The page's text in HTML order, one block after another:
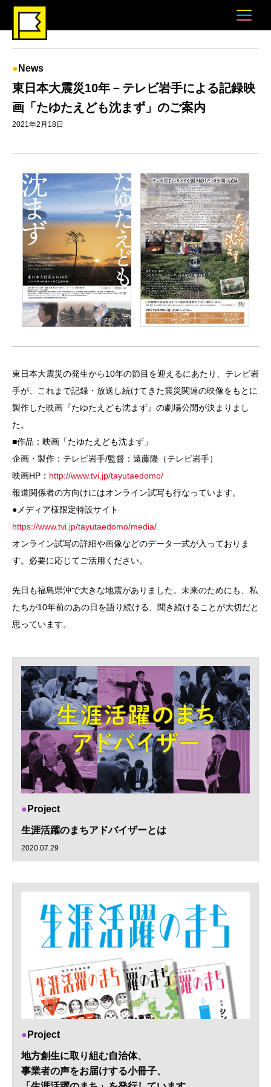
News
東日本大震災10年－テレビ岩手による記録映
画「たゆたえども沈まず」のご案内
2021年2月18日
東日本大震災の発生から10年の節目を迎えるにあたり、テレビ岩
手が、これまで記録・放送し続けてきた震災関連の映像をもとに
製作した映画『たゆたえども沈まず』の劇場公開が決まりまし
た。
■作品：映画「たゆたえども沈まず」
企画・製作：テレビ岩手/監督：遠藤隆（テレビ岩手）
映画HP： http://www.tvi.jp/tayutaedomo/
報道関係者の方向けにはオンライン試写も行なっています。
●メディア様限定特設サイト
https://www.tvi.jp/tayutaedomo/media/
オンライン試写の詳細や画像などのデータ一式が入っておりま
す。必要に応じてご活用ください。
先日も福島県沖で大きな地震がありました。未来のためにも、私
たちが10年前のあの日を語り続ける、聞き続けることが大切だと
思っています。
Project
生涯活躍のまちアドバイザーとは
2020.07.29
Project
地方創生に取り組む自治体、
事業者の声をお届けする小冊子、